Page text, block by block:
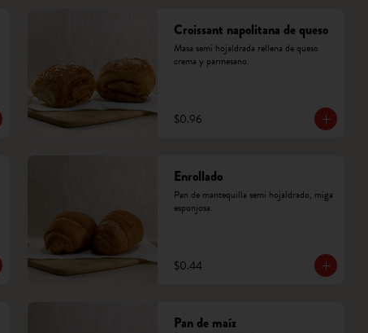
Croissant napolitana de queso
Masa semi hojaldrada rellena de queso
crema y parmesano.
$0.96
Enrollado
Pan de mantequilla semi hojaldrado, miga
esponjosa.
$0.44
Pan de maíz